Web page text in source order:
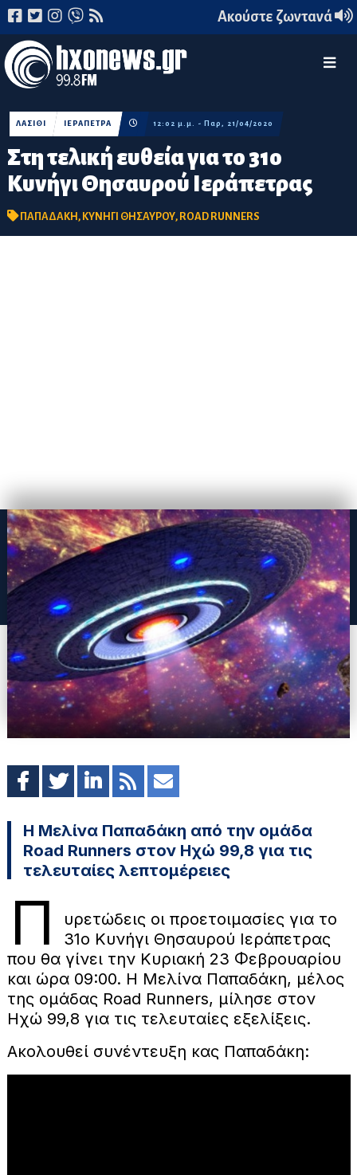
Ακούστε ζωντανά
Στη τελική ευθεία για το 31ο
Κυνήγι Θησαυρού Ιεράπετρας
ΛΑΣΙΘΙ ΙΕΡΑΠΕΤΡΑ 12:02 μ.μ. - Παρ, 21/04/2020
ΠΑΠΑΔΑΚΗ, ΚΥΝΗΓΙ ΘΗΣΑΥΡΟΥ, ROAD RUNNERS
Η Μελίνα Παπαδάκη από την ομάδα
Road Runners στον Ηχώ 99,8 για τις
τελευταίες λεπτομέρειες
Π
υρετώδεις οι προετοιμασίες για το
31ο Κυνήγι Θησαυρού Ιεράπετρας
που θα γίνει την Κυριακή 23 Φεβρουαρίου
και ώρα 09:00. Η Μελίνα Παπαδάκη, μέλος
της ομάδας Road Runners, μίλησε στον
Ηχώ 99,8 για τις τελευταίες εξελίξεις.
Ακολουθεί συνέντευξη κας Παπαδάκη: